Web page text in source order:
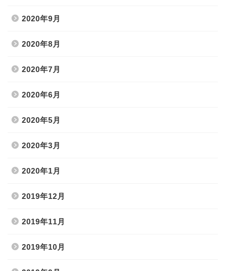
2020年9月
2020年8月
2020年7月
2020年6月
2020年5月
2020年3月
2020年1月
2019年12月
2019年11月
2019年10月